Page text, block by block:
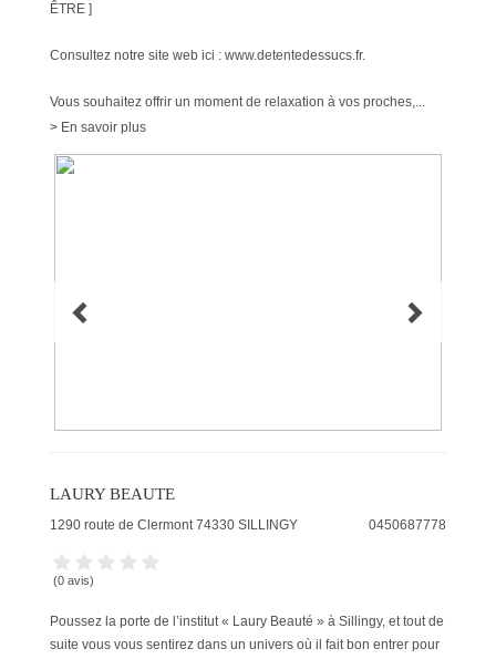
ÊTRE ]
Consultez notre site web ici : www.detentedessucs.fr.
Vous souhaitez offrir un moment de relaxation à vos proches,...
> En savoir plus
LAURY BEAUTE
1290 route de Clermont 74330 SILLINGY 0450687778
(0 avis)
Poussez la porte de l’institut « Laury Beauté » à Sillingy, et tout de
suite vous vous sentirez dans un univers où il fait bon entrer pour